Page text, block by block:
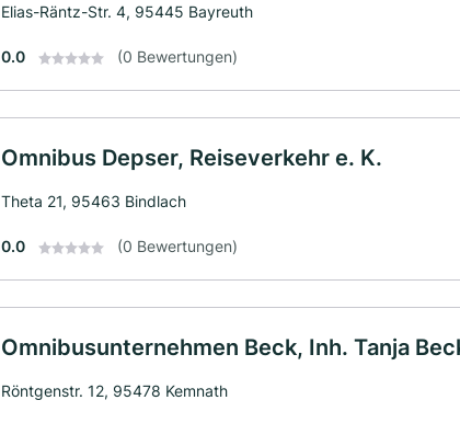
Elias-Räntz-Str. 4, 95445 Bayreuth
0.0 (0 Bewertungen)
Omnibus Depser, Reiseverkehr e. K.
Theta 21, 95463 Bindlach
0.0 (0 Bewertungen)
Omnibusunternehmen Beck, Inh. Tanja
Röntgenstr. 12, 95478 Kemnath